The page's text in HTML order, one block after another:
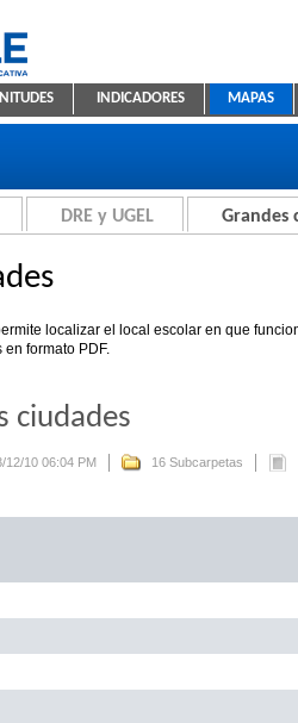
Educativa
INDICADORES MAPAS
DRE y UGEL Grandes
localizar el local escolar en que
formato PDF.
ciudades
12/10 06:04 PM 16 Subcarpetas